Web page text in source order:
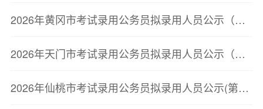
2026年黄冈市考试录用公务员拟录用人员公示（第三批）
2026年天门市考试录用公务员拟录用人员公示（第二批）
2026年仙桃市考试录用公务员拟录用人员公示(第二批)